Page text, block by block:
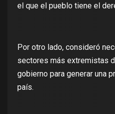
el que el pueblo tiene el
Por otro lado, consideró
sectores más extremistas
gobierno para generar una
país.